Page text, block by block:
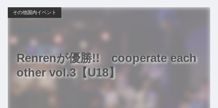
Renrenが優勝!! cooperate each
other vol.3【U18】
その他国内イベント